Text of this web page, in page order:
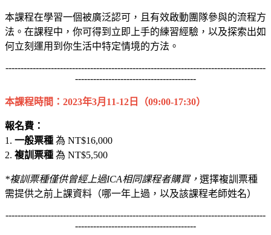
本課程在學習一個被廣泛認可，且有效啟動團隊參與的流程方
法。在課程中，你可得到立即上手的練習經驗，以及探索出如
何立刻運用到你生活中特定情境的方法。
--------------------------------------------------------------------------------------
----------------------------------------
本課程時間： 2023年3月11-12日（09:00-17:30）
報名費：
1. 一般票種 為 NT$16,000
2. 複訓票種 為 NT$5,500
*複訓票種僅供曾經上過ICA相同課程者購買， 選擇複訓票種
需提供之前上課資料（哪一年上過，以及該課程老師姓名）
--------------------------------------------------------------------------------------
----------------------------------------